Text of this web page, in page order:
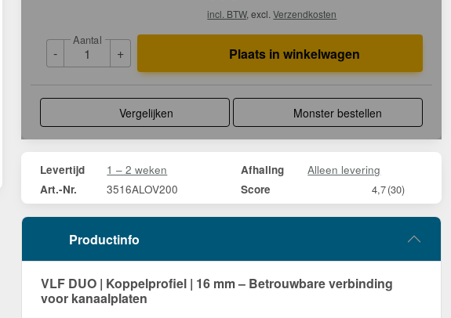
incl. BTW, excl.Verzendkosten
-
Aantal
+ Plaats in winkelwagen
Vergelijken Monster bestellen
Levertijd 1 – 2 weken Afhaling Alleen levering
Art.-Nr. 3516ALOV200 Score 4,7(30)
Productinfo
VLF DUO | Koppelprofiel | 16 mm – Betrouwbare verbinding
voor kanaalplaten